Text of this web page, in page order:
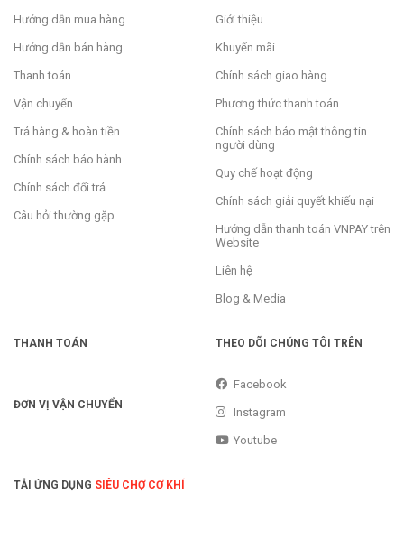
Hướng dẫn mua hàng
Hướng dẫn bán hàng
Thanh toán
Vận chuyển
Trả hàng & hoàn tiền
Chính sách bảo hành
Chính sách đổi trả
Câu hỏi thường gặp
Giới thiệu
Khuyến mãi
Chính sách giao hàng
Phương thức thanh toán
Chính sách bảo mật thông tin
người dùng
Quy chế hoạt động
Chính sách giải quyết khiếu nại
Hướng dẫn thanh toán VNPAY trên
Website
Liên hệ
Blog & Media
THANH TOÁN
ĐƠN VỊ VẬN CHUYỂN
THEO DÕI CHÚNG TÔI TRÊN
Facebook
Instagram
Youtube
TẢI ỨNG DỤNG SIÊU CHỢ CƠ KHÍ